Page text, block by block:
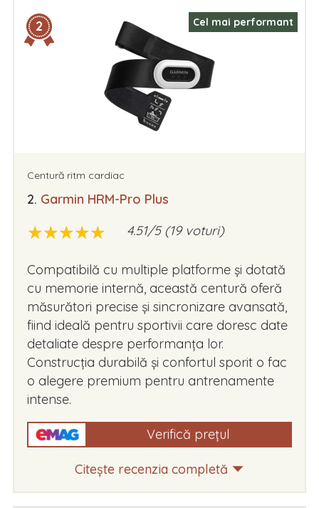
2 Cel mai performant
Centură ritm cardiac
2. Garmin HRM-Pro Plus
★★★★★
★★★★★ 4.51/5 (19 voturi)
Compatibilă cu multiple platforme și dotată
cu memorie internă, această centură oferă
măsurători precise și sincronizare avansată,
fiind ideală pentru sportivii care doresc date
detaliate despre performanța lor.
Construcția durabilă și confortul sporit o fac
o alegere premium pentru antrenamente
intense.
Verifică prețul
Citește recenzia completă